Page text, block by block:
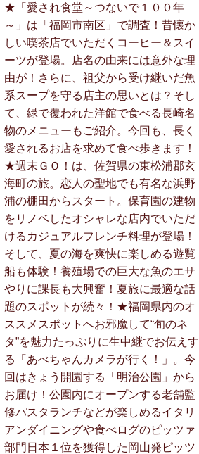
★「愛され食堂～つないで１００年
～」は「福岡市南区」で調査！昔懐か
しい喫茶店でいただくコーヒー＆スイ
ーツが登場。店名の由来には意外な理
由が！さらに、祖父から受け継いだ魚
系スープを守る店主の思いとは？そし
て、緑で覆われた洋館で食べる長崎名
物のメニューもご紹介。今回も、長く
愛されるお店を求めて食べ歩きます！
★週末ＧＯ！は、佐賀県の東松浦郡玄
海町の旅。恋人の聖地でも有名な浜野
浦の棚田からスタート。保育園の建物
をリノベしたオシャレな店内でいただ
けるカジュアルフレンチ料理が登場！
そして、夏の海を爽快に楽しめる遊覧
船も体験！養殖場での巨大な魚のエサ
やりに課長も大興奮！夏旅に最適な話
題のスポットが続々！★福岡県内のオ
ススメスポットへお邪魔して“旬のネ
タ”を魅力たっぷりに生中継でお伝えす
る「あべちゃんカメラが行く！」。今
回はきょう開園する「明治公園」から
お届け！公園内にオープンする老舗監
修パスタランチなどが楽しめるイタリ
アンダイニングや食べログのピッツァ
部門日本１位を獲得した岡山発ピッツ